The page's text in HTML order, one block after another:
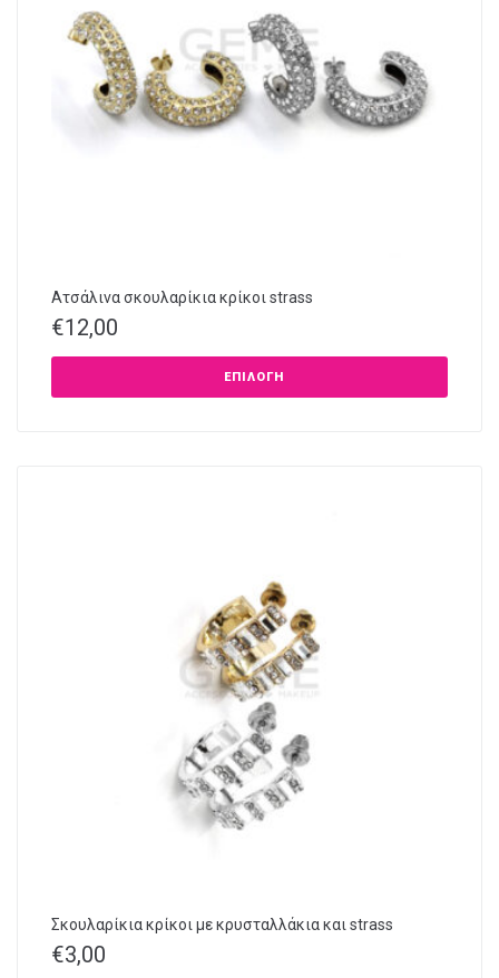
Ατσάλινα σκουλαρίκια κρίκοι strass
€12,00
ΕΠΙΛΟΓΉ
Σκουλαρίκια κρίκοι με κρυσταλλάκια και strass
€3,00